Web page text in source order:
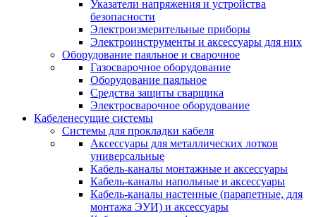
Указатели напряжения и устройства
безопасности
Электроизмерительные приборы
Электроинструменты и аксессуары для них
Оборудование паяльное и сварочное
Газосварочное оборудование
Оборудование паяльное
Средства защиты сварщика
Электросварочное оборудование
Кабеленесущие системы
Системы для прокладки кабеля
Аксессуары для металлических лотков
универсальные
Кабель-каналы монтажные и аксессуары
Кабель-каналы напольные и аксессуары
Кабель-каналы настенные (парапетные, для
монтажа ЭУИ) и аксессуары